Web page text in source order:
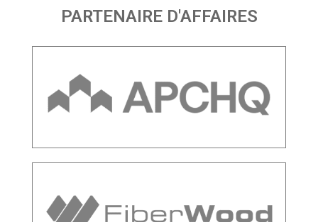
PARTENAIRE D'AFFAIRES